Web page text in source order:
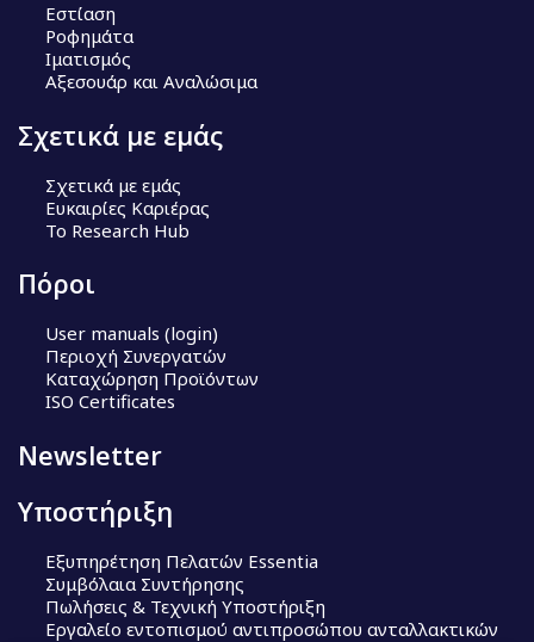
Εστίαση
Ροφημάτα
Ιματισμός
Αξεσουάρ και Αναλώσιμα
Σχετικά με εμάς
Σχετικά με εμάς
Ευκαιρίες Καριέρας
Το Research Hub
Πόροι
User manuals (login)
Περιοχή Συνεργατών
Καταχώρηση Προϊόντων
ISO Certificates
Newsletter
Υποστήριξη
Εξυπηρέτηση Πελατών Essentia
Συμβόλαια Συντήρησης
Πωλήσεις & Τεχνική Υποστήριξη
Εργαλείο εντοπισμού αντιπροσώπου ανταλλακτικών